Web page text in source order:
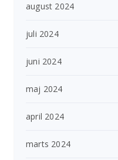
august 2024
juli 2024
juni 2024
maj 2024
april 2024
marts 2024